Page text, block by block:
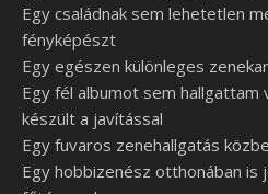
Egy családnak sem lehetetlen
fényképészt
Egy egészen különleges
Egy fél albumot sem hallgattam
készült a javítással
Egy fuvaros zenehallgatás
Egy hobbizenész otthonában is